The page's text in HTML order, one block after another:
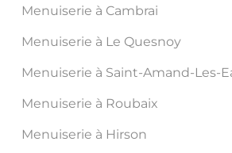
Menuiserie à Cambrai
Menuiserie à Le Quesnoy
Menuiserie à Saint-Amand-Les-
Menuiserie à Roubaix
Menuiserie à Hirson